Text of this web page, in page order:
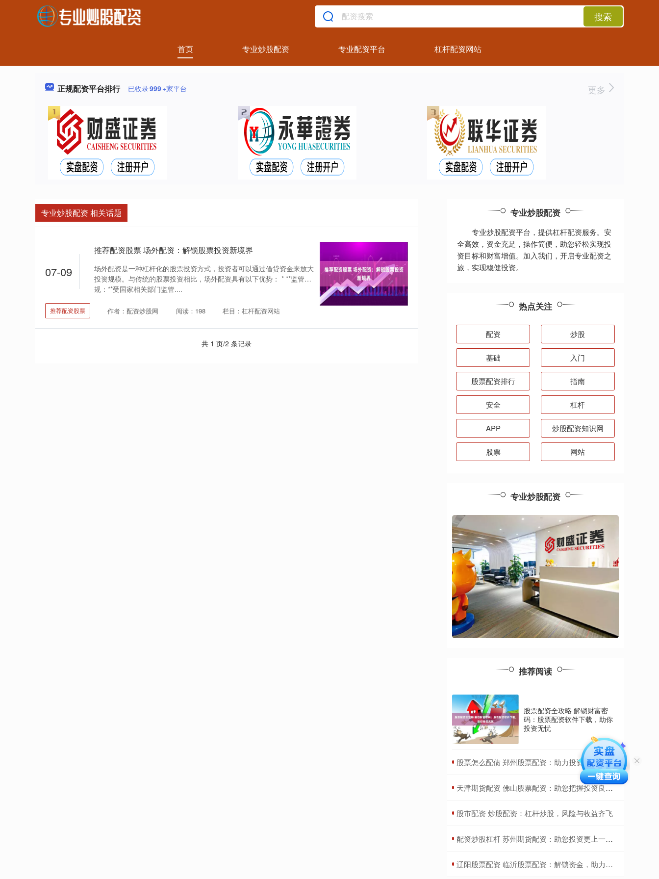
搜索
首页 专业炒股配资 专业配资平台 杠杆配资网站
正规配资平台排行 已收录999+家平台 更多
专业炒股配资 相关话题
07-09
推荐配资股票 场外配资：解锁股票投资新境界
场外配资是一种杠杆化的股票投资方式，投资者可以通过借贷资金来放大
投资规模。与传统的股票投资相比，场外配资具有以下优势： * **监管合
规：**受国家相关部门监管....
推荐配资股票 作者：配资炒股网 阅读：198 栏目：杠杆配资网站
共 1 页/2 条记录
专业炒股配资
专业炒股配资平台，提供杠杆配资服务。安
全高效，资金充足，操作简便，助您轻松实现投
资目标和财富增值。加入我们，开启专业配资之
旅，实现稳健投资。
热点关注
配资 炒股
基础 入门
股票配资排行 指南
安全 杠杆
APP 炒股配资知识网
股票 网站
专业炒股配资
推荐阅读
股票配资全攻略 解锁财富密
码：股票配资软件下载，助你
投资无忧
​股票怎么配债 郑州股票配资：助力投资，实现财富梦想
​天津期货配资 佛山股票配资：助您把握投资良机，实现财富增值
​股市配资 炒股配资：杠杆炒股，风险与收益齐飞
​配资炒股杠杆 苏州期货配资：助您投资更上一层楼
​辽阳股票配资 临沂股票配资：解锁资金，助力投资征程